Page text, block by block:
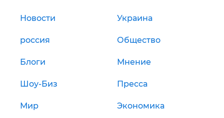
Новости Украина
россия Общество
Блоги Мнение
Шоу-Биз Пресса
Мир Экономика